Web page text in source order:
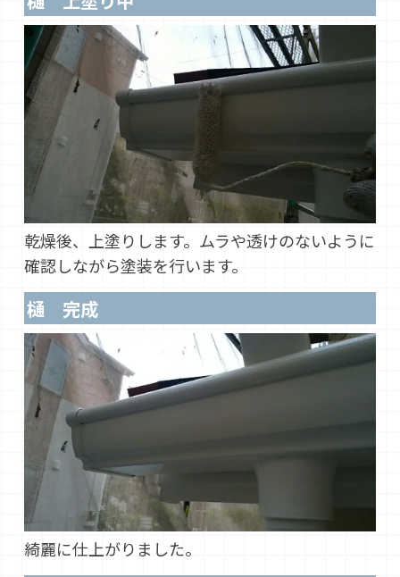
乾燥後、上塗りします。ムラや透けのないように
確認しながら塗装を行います。
樋 完成
綺麗に仕上がりました。